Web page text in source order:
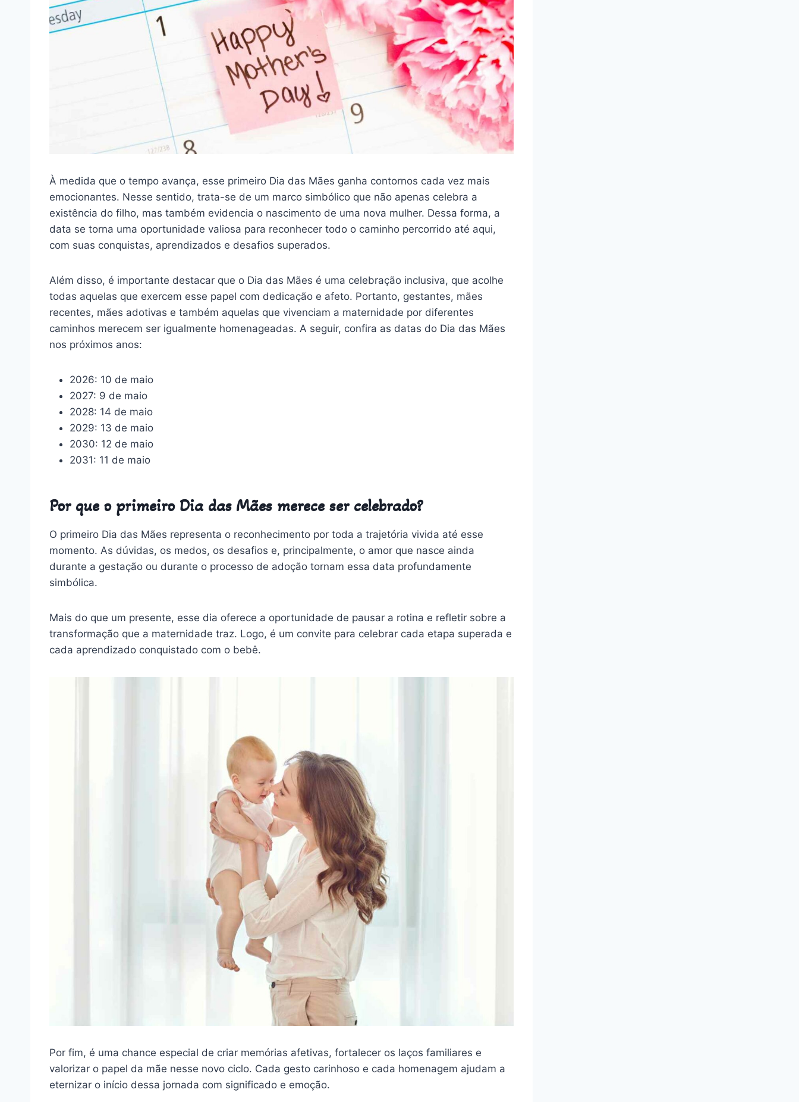
À medida que o tempo avança, esse primeiro Dia das Mães ganha contornos cada vez mais
emocionantes. Nesse sentido, trata-se de um marco simbólico que não apenas celebra a
existência do filho, mas também evidencia o nascimento de uma nova mulher. Dessa forma, a
data se torna uma oportunidade valiosa para reconhecer todo o caminho percorrido até aqui,
com suas conquistas, aprendizados e desafios superados.
Além disso, é importante destacar que o Dia das Mães é uma celebração inclusiva, que acolhe
todas aquelas que exercem esse papel com dedicação e afeto. Portanto, gestantes, mães
recentes, mães adotivas e também aquelas que vivenciam a maternidade por diferentes
caminhos merecem ser igualmente homenageadas. A seguir, confira as datas do Dia das Mães
nos próximos anos:
2026: 10 de maio
2027: 9 de maio
2028: 14 de maio
2029: 13 de maio
2030: 12 de maio
2031: 11 de maio
Por que o primeiro Dia das Mães merece ser celebrado?
O primeiro Dia das Mães representa o reconhecimento por toda a trajetória vivida até esse
momento. As dúvidas, os medos, os desafios e, principalmente, o amor que nasce ainda
durante a gestação ou durante o processo de adoção tornam essa data profundamente
simbólica.
Mais do que um presente, esse dia oferece a oportunidade de pausar a rotina e refletir sobre a
transformação que a maternidade traz. Logo, é um convite para celebrar cada etapa superada e
cada aprendizado conquistado com o bebê.
Por fim, é uma chance especial de criar memórias afetivas, fortalecer os laços familiares e
valorizar o papel da mãe nesse novo ciclo. Cada gesto carinhoso e cada homenagem ajudam a
eternizar o início dessa jornada com significado e emoção.